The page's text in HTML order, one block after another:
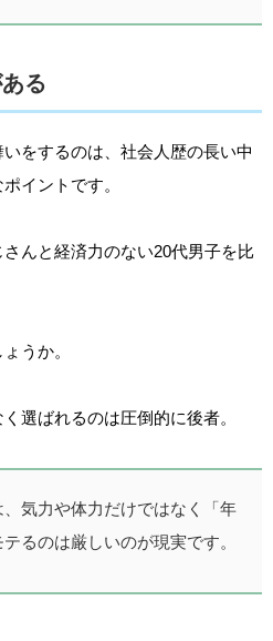
る
をするのは、社会人歴の長い中
イントです。
んと経済力のない20代男子を比
うか。
選ばれるのは圧倒的に後者。
気力や体力だけではなく「年
るのは厳しいのが現実です。